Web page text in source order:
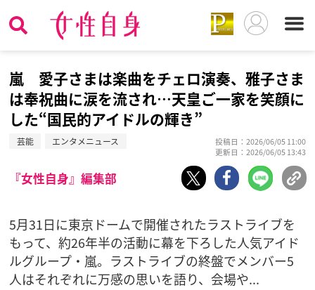
嵐 愛子さまは楽曲をチェロ演奏、雅子さま
は奉祝曲に涙を流され…天皇ご一家を笑顔に
した“国民的アイドルの輝き”
芸能 エンタメニュース
投稿日：2026/06/05 11:00
更新日：2026/06/05 13:43
『女性自身』編集部
5月31日に東京ドームで開催されたラストライブを
もって、約26年半の活動に幕を下ろした人気アイド
ルグループ・嵐。ラストライブの終盤でメンバー5
人はそれぞれに万感の思いを語り、会場や...